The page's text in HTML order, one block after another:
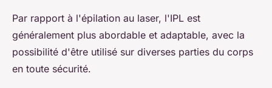
Par rapport à l'épilation au laser, l'IPL est
généralement plus abordable et adaptable, avec la
possibilité d'être utilisé sur diverses parties du corps
en toute sécurité.